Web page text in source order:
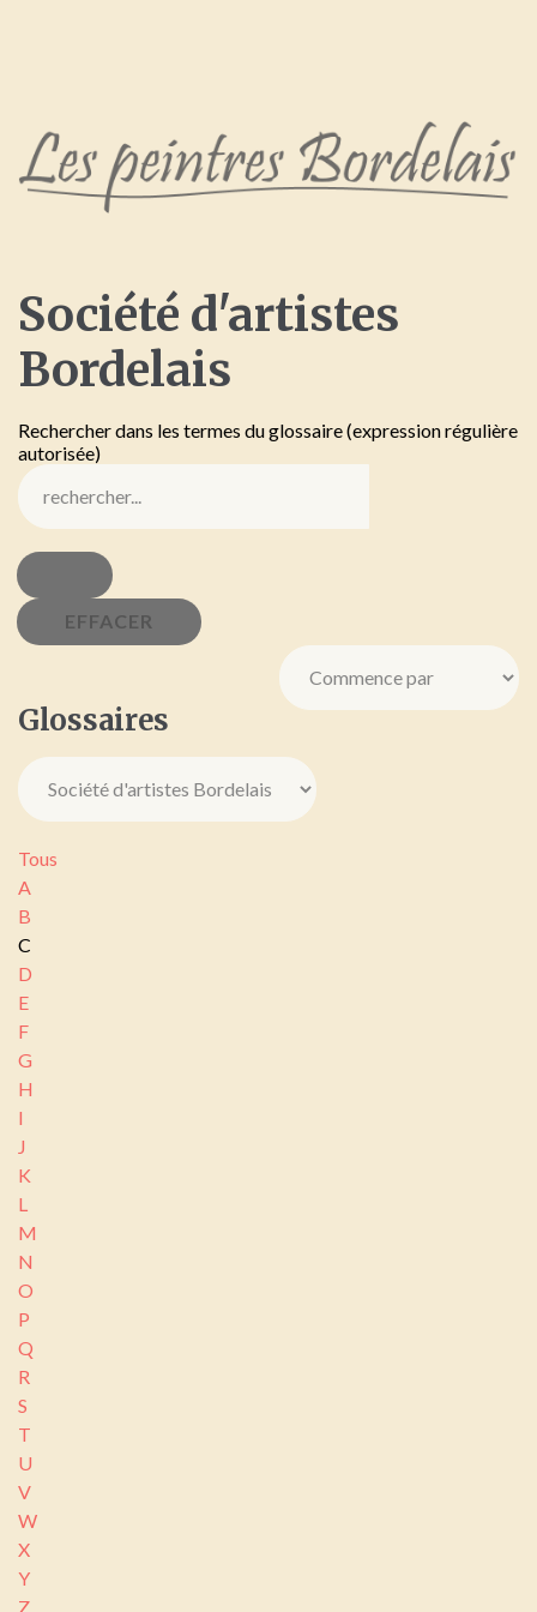
Société d'artistes
Bordelais
Rechercher dans les termes du glossaire (expression régulière
autorisée)
Glossaires
Tous
A
B
C
D
E
F
G
H
I
J
K
L
M
N
O
P
Q
R
S
T
U
V
W
X
Y
Z